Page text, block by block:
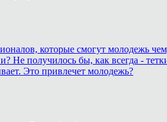
которые смогут молодежь
Не получилось бы, как всегда -
Это привлечет молодежь?